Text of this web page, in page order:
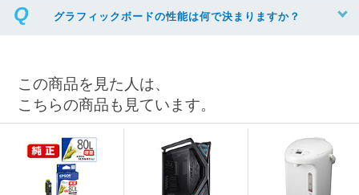
グラフィックボードの性能は何で決まりますか？
この商品を見た人は、
こちらの商品も見ています。